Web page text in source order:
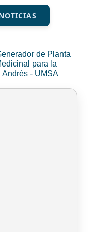
de Planta
para la
- UMSA